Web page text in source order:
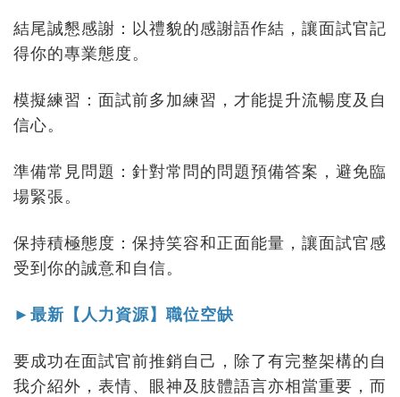
結尾誠懇感謝：以禮貌的感謝語作結，讓面試官記
得你的專業態度。
模擬練習：面試前多加練習，才能提升流暢度及自
信心。
準備常見問題：針對常問的問題預備答案，避免臨
場緊張。
保持積極態度：保持笑容和正面能量，讓面試官感
受到你的誠意和自信。
►最新【人力資源】職位空缺
要成功在面試官前推銷自己，除了有完整架構的自
我介紹外，表情、眼神及肢體語言亦相當重要，而